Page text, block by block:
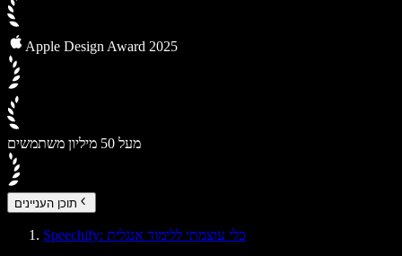
Apple Design Award 2025
מעל 50 מיליון משתמשים
תוכן העניינים
Speechify: כלי עוצמתי ללימוד אנגלית